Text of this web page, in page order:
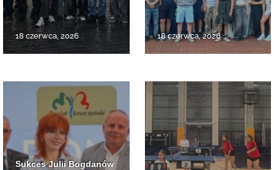
18 czerwca, 2026 18 czerwca, 2026
Sukces Julii Bogdanów